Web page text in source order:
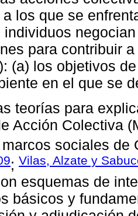
los que se
individuos
para contribuir
(a) los objetivos
en el que se
teorías para
Acción Colectiva
sociales de
; Vilas, Alzate y
esquemas de
básicos y